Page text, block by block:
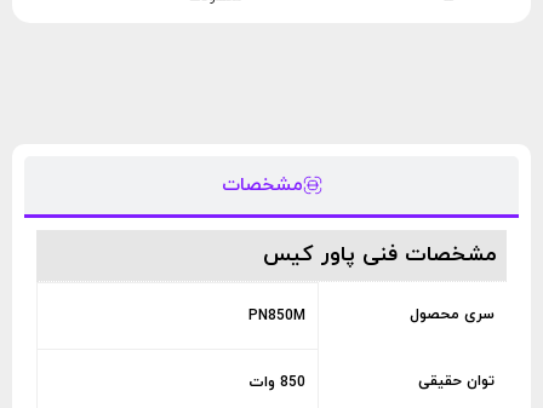
مشخصات
مشخصات فنی پاور کیس
سری محصول PN850M
توان حقیقی 850 وات